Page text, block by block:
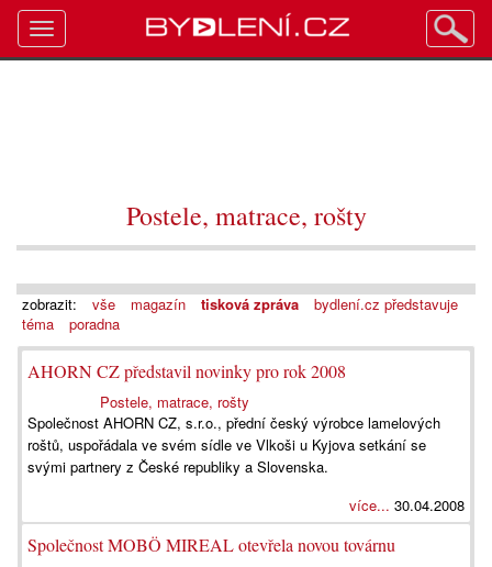
Postele, matrace, rošty
zobrazit: vše magazín tisková zpráva
bydlení.cz představuje
téma
poradna
AHORN CZ představil novinky pro rok 2008
Postele, matrace, rošty
Společnost AHORN CZ, s.r.o., přední český výrobce lamelových
roštů, uspořádala ve svém sídle ve Vlkoši u Kyjova setkání se
svými partnery z České republiky a Slovenska.
více... 30.04.2008
Společnost MOBÖ MIREAL otevřela novou továrnu
Toggle
navigation